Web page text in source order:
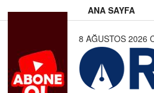
ANA SAYFA
8 AĞUSTOS 2026